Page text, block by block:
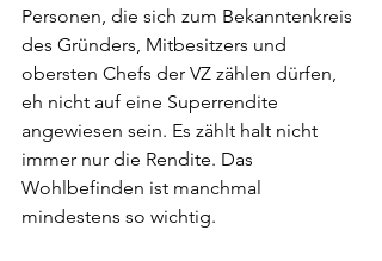
Personen, die sich zum Bekanntenkreis
des Gründers, Mitbesitzers und
obersten Chefs der VZ zählen dürfen,
eh nicht auf eine Superrendite
angewiesen sein. Es zählt halt nicht
immer nur die Rendite. Das
Wohlbefinden ist manchmal
mindestens so wichtig.